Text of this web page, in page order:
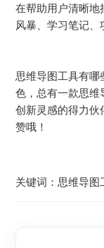
在帮助用户清晰地
风暴、学习笔记、
思维导图工具有哪
色，总有一款思
创新灵感的得力伙
赞哦！
关键词：思维导图